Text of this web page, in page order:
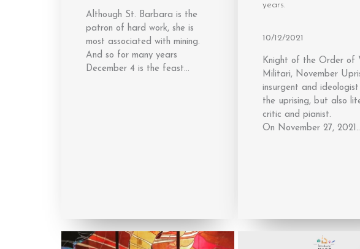
Although St. Barbara is the
patron of hard work, she is
most associated with mining.
And so for many years
December 4 is the feast…
years.
10/12/2021
Knight of the Order of
Militari, November
insurgent and
the uprising, but also
critic and pianist.
On November 27,